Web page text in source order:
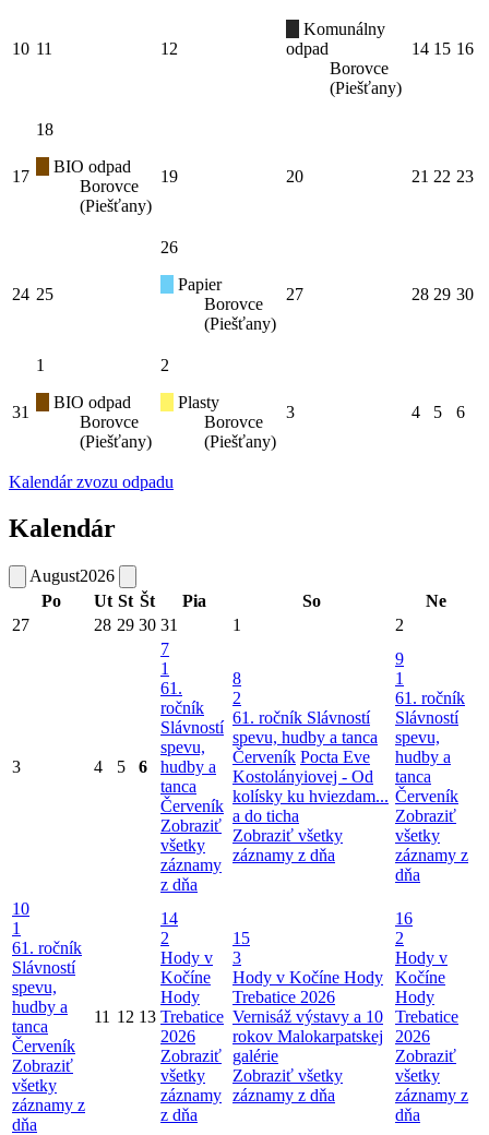
10 11 12
Komunálny
odpad
Borovce
(Piešťany)
14 15 16
17
18
BIO odpad
Borovce
(Piešťany)
19 20 21 22 23
24 25
26
Papier
Borovce
(Piešťany)
27 28 29 30
31
1
BIO odpad
Borovce
(Piešťany)
2
Plasty
Borovce
(Piešťany)
3 4 5 6
Kalendár zvozu odpadu
Kalendár
August2026
Po
Ut St Št Pia So
Ne
27
28 29 30 31 1 2
3 4 5 6
7
1
61.
ročník
Slávností
spevu,
hudby a
tanca
Červeník
Zobraziť
všetky
záznamy
z dňa
8
2
61. ročník Slávností
spevu, hudby a tanca
Červeník Pocta Eve
Kostolányiovej - Od
kolísky ku hviezdam...
a do ticha
Zobraziť všetky
záznamy z dňa
9
1
61. ročník
Slávností
spevu,
hudby a
tanca
Červeník
Zobraziť
všetky
záznamy z
dňa
10
1
61. ročník
Slávností
spevu,
hudby a
tanca
Červeník
Zobraziť
všetky
záznamy z
dňa
11 12 13
14
2
Hody v
Kočíne
Hody
Trebatice
2026
Zobraziť
všetky
záznamy
z dňa
15
3
Hody v Kočíne Hody
Trebatice 2026
Vernisáž výstavy a 10
rokov Malokarpatskej
galérie
Zobraziť všetky
záznamy z dňa
16
2
Hody v
Kočíne
Hody
Trebatice
2026
Zobraziť
všetky
záznamy z
dňa